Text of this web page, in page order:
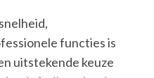
functies is
uitstekende keuze